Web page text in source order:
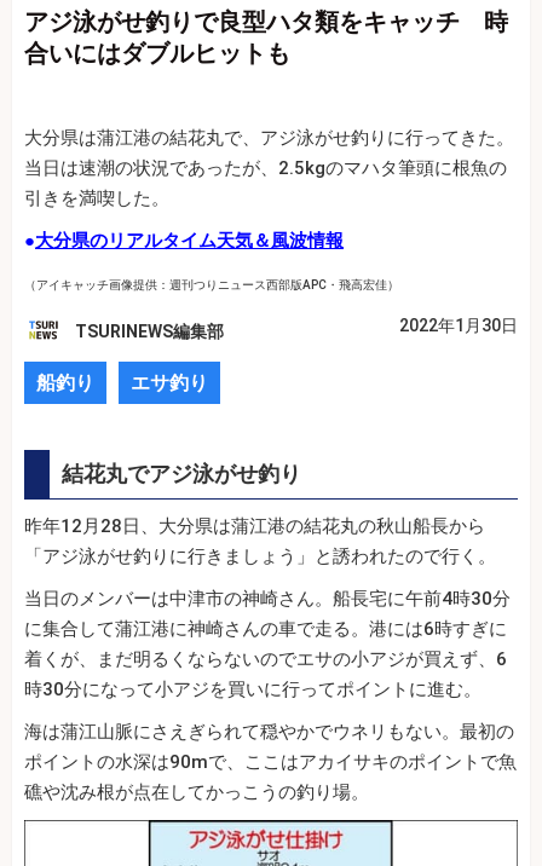
アジ泳がせ釣りで良型ハタ類をキャッチ 時
合いにはダブルヒットも
大分県は蒲江港の結花丸で、アジ泳がせ釣りに行ってきた。
当日は速潮の状況であったが、2.5kgのマハタ筆頭に根魚の
引きを満喫した。
●大分県のリアルタイム天気＆風波情報
（アイキャッチ画像提供：週刊つりニュース西部版APC・飛高宏佳）
TSURINEWS編集部 2022年1月30日
船釣り エサ釣り
結花丸でアジ泳がせ釣り
昨年12月28日、大分県は蒲江港の結花丸の秋山船長から
「アジ泳がせ釣りに行きましょう」と誘われたので行く。
当日のメンバーは中津市の神崎さん。船長宅に午前4時30分
に集合して蒲江港に神崎さんの車で走る。港には6時すぎに
着くが、まだ明るくならないのでエサの小アジが買えず、6
時30分になって小アジを買いに行ってポイントに進む。
海は蒲江山脈にさえぎられて穏やかでウネリもない。最初の
ポイントの水深は90mで、ここはアカイサキのポイントで魚
礁や沈み根が点在してかっこうの釣り場。